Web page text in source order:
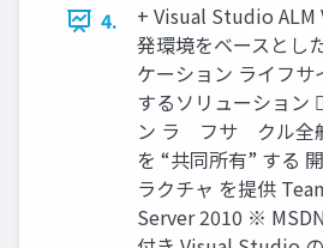
4.
+ Visual Studio
発環境をベースとし
ケーション ライフ
するソリューション
ン ラ゗フサ゗クル全
を “共同所有” する
ラクチャ を提供
Server 2010 ※